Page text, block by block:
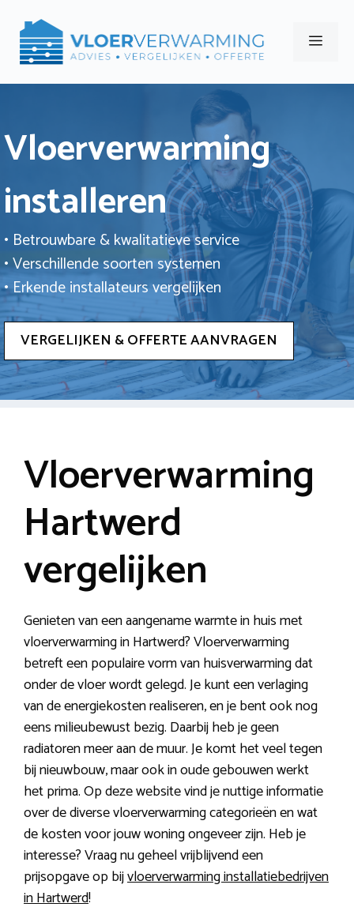
naar
Menu
Vloerverwarming
installeren
• Betrouwbare & kwalitatieve service
• Verschillende soorten systemen
• Erkende installateurs vergelijken
VERGELIJKEN & OFFERTE AANVRAGEN
Vloerverwarming
Hartwerd
vergelijken
Genieten van een aangename warmte in huis met
vloerverwarming in Hartwerd? Vloerverwarming
betreft een populaire vorm van huisverwarming dat
onder de vloer wordt gelegd. Je kunt een verlaging
van de energiekosten realiseren, en je bent ook nog
eens milieubewust bezig. Daarbij heb je geen
radiatoren meer aan de muur. Je komt het veel tegen
bij nieuwbouw, maar ook in oude gebouwen werkt
het prima. Op deze website vind je nuttige informatie
over de diverse vloerverwarming categorieën en wat
de kosten voor jouw woning ongeveer zijn. Heb je
interesse? Vraag nu geheel vrijblijvend een
prijsopgave op bijvloerverwarming installatiebedrijven
in Hartwerd!